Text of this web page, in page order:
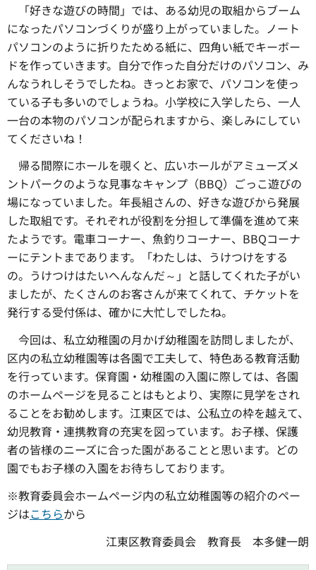
「好きな遊びの時間」では、 ある幼児の取組からブーム
になったパソコンづくりが盛り上がっていました。ノート
パソコンのように折りたためる紙に、四角い紙でキーボー
ドを作っていきます。自分で作った自分だけのパソコン、み
んなうれしそうでしたね。きっとお家で、パソコンを使っ
ている子も多いのでしょうね。小学校に入学したら、一人
一台の本物のパソコンが配られますから、楽しみにしてい
てくださいね！
帰る間際にホールを覗くと、 広いホールがアミューズメ
ントパークのような見事なキャンプ（BBQ）ごっこ遊びの
場になっていました。年長組さんの、好きな遊びから発展
した取組です。それぞれが役割を分担して準備を進めて来
たようです。電車コーナー、魚釣りコーナー、BBQコーナ
ーにテントまであります。「わたしは、うけつけをする
の。うけつけはたいへんなんだ～」と話してくれた子がい
ましたが、たくさんのお客さんが来てくれて、チケットを
発行する受付係は、確かに大忙しでしたね。
今回は、 私立幼稚園の月かげ幼稚園を訪問しましたが、
区内の私立幼稚園等は各園で工夫して、特色ある教育活動
を行っています。保育園・幼稚園の入園に際しては、各園
のホームページを見ることはもとより、実際に見学をされ
ることをお勧めします。江東区では、公私立の枠を越えて、
幼児教育・連携教育の充実を図っています。お子様、保護
者の皆様のニーズに合った園があることと思います。どの
園でもお子様の入園をお待ちしております。
※教育委員会ホームページ内の私立幼稚園等の紹介のペー
ジはこちらから
江東区教育委員会
教育長 本多健一朗